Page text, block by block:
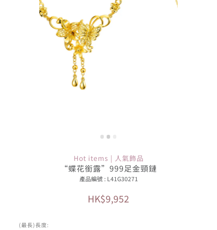
Hot items | 人氣飾品
“蝶花銜露”999足金頸鏈
產品編號 : L41G30271
HK$9,952
(最長)長度: